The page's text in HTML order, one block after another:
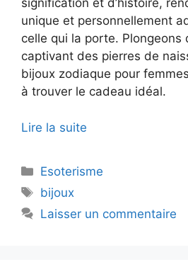
signification et d’histoire,
unique et personnellement
celle qui la porte. Plongeons
captivant des pierres de
bijoux zodiaque pour
à trouver le cadeau idéal.
Lire la suite
Catégories
Esoterisme
Étiquettes
bijoux
Laisser un commentaire